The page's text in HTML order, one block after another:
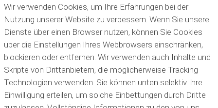
Wir verwenden Cookies, um Ihre Erfahrungen bei der
Nutzung unserer Website zu verbessern. Wenn Sie unsere
Dienste über einen Browser nutzen, können Sie Cookies
über die Einstellungen Ihres Webbrowsers einschränken,
blockieren oder entfernen. Wir verwenden auch Inhalte und
Skripte von Drittanbietern, die möglicherweise Tracking-
Technologien verwenden. Sie können unten selektiv Ihre
Einwilligung erteilen, um solche Einbettungen durch Dritte